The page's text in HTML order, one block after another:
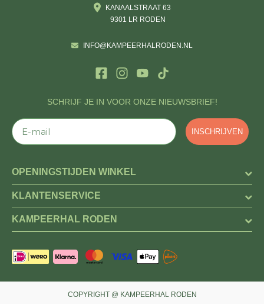
SCHRIJF JE IN VOOR ONZE NIEUWSBRIEF!
E-mail
INSCHRIJVEN
KANAALSTRAAT 63
9301 LR RODEN
INFO@KAMPEERHALRODEN.NL
OPENINGSTIJDEN WINKEL
KLANTENSERVICE
KAMPEERHAL RODEN
COPYRIGHT @ KAMPEERHAL RODEN